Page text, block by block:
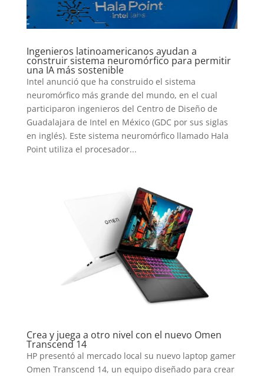
SERIES
TECNOVITOS
T-
PLUS
EVENTOS
Ingenieros latinoamericanos ayudan a
construir sistema neuromórfico para permitir
una IA más sostenible
Intel anunció que ha construido el sistema
neuromórfico más grande del mundo, en el cual
participaron ingenieros del Centro de Diseño de
Guadalajara de Intel en México (GDC por sus siglas
en inglés). Este sistema neuromórfico llamado Hala
Point utiliza el procesador...
Crea y juega a otro nivel con el nuevo Omen
Transcend 14
HP presentó al mercado local su nuevo laptop gamer
Omen Transcend 14, un equipo diseñado para crear